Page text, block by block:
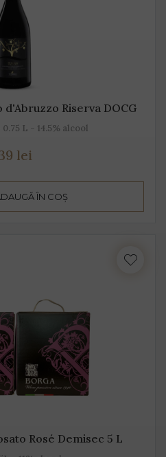
Riserva DOCG
L - 14.5% alcool
lei
ÎN COȘ
Rosé Demisec 5 L